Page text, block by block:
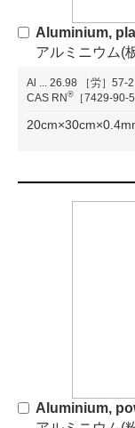
Aluminium,
アルミニウム(
Al 26.98
［労］57-2
CAS RN® ［7429-90-5
Aluminium,